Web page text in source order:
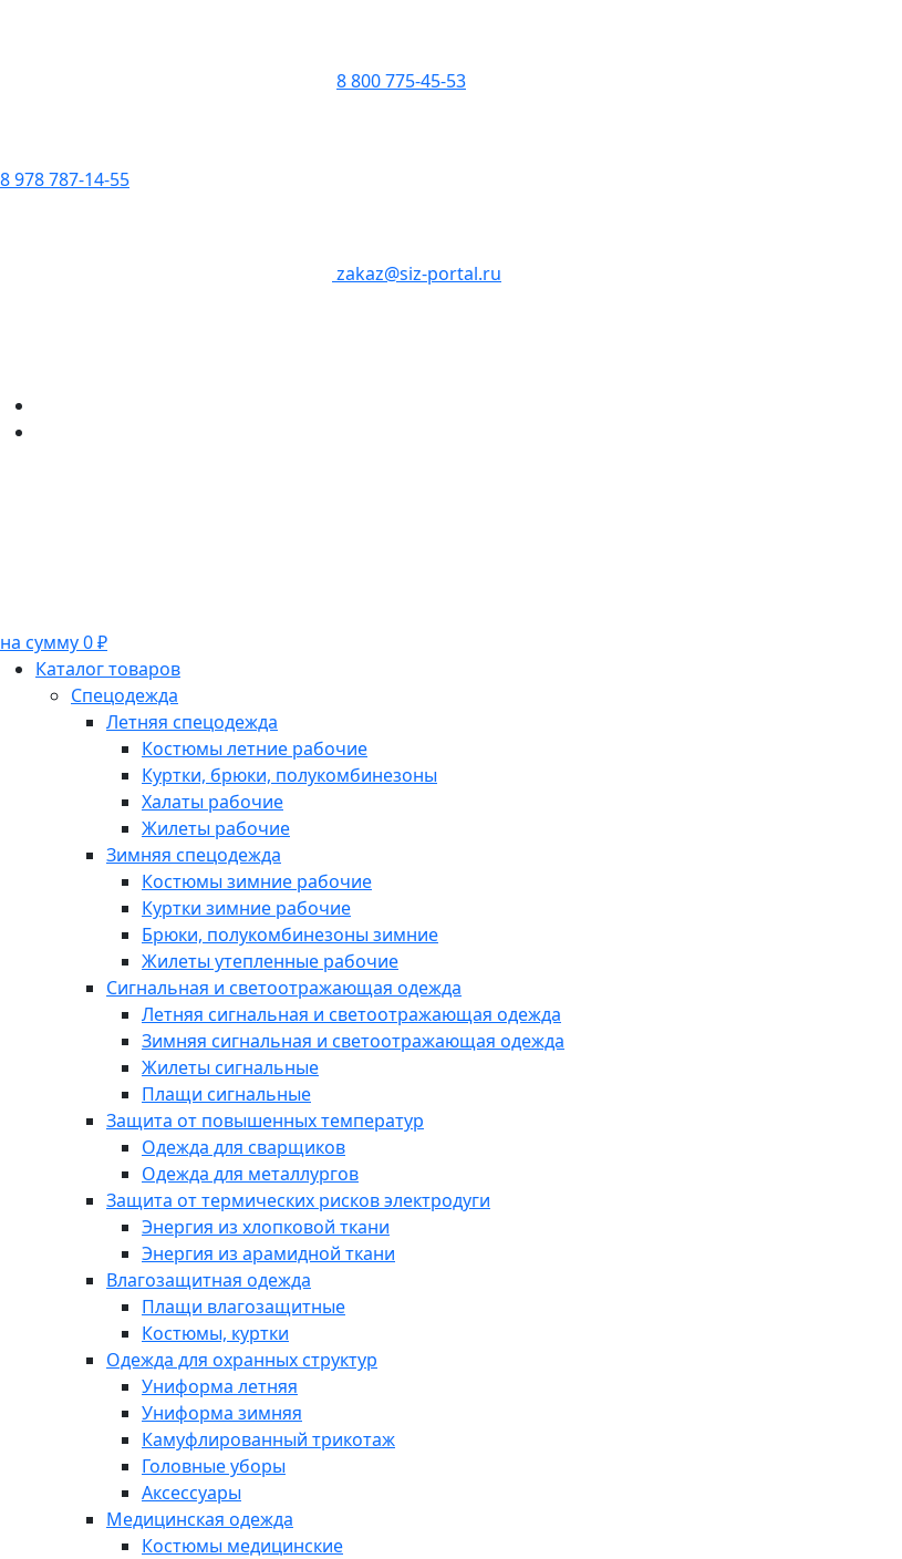
8 800 775-45-53
8 978 787-14-55
zakaz@siz-portal.ru
на сумму 0 ₽
Каталог товаров
Спецодежда
Летняя спецодежда
Костюмы летние рабочие
Куртки, брюки, полукомбинезоны
Халаты рабочие
Жилеты рабочие
Зимняя спецодежда
Костюмы зимние рабочие
Куртки зимние рабочие
Брюки, полукомбинезоны зимние
Жилеты утепленные рабочие
Сигнальная и светоотражающая одежда
Летняя сигнальная и светоотражающая одежда
Зимняя сигнальная и светоотражающая одежда
Жилеты сигнальные
Плащи сигнальные
Защита от повышенных температур
Одежда для сварщиков
Одежда для металлургов
Защита от термических рисков электродуги
Энергия из хлопковой ткани
Энергия из арамидной ткани
Влагозащитная одежда
Плащи влагозащитные
Костюмы, куртки
Одежда для охранных структур
Униформа летняя
Униформа зимняя
Камуфлированный трикотаж
Головные уборы
Аксессуары
Медицинская одежда
Костюмы медицинские